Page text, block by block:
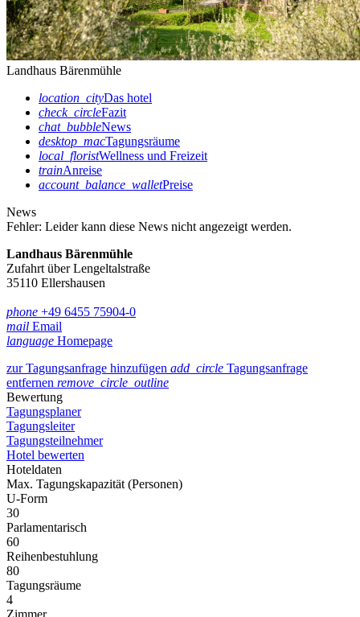
Landhaus Bärenmühle
location_cityDas hotel
check_circleFazit
chat_bubbleNews
desktop_macTagungsräume
local_floristWellness und Freizeit
trainAnreise
account_balance_walletPreise
News
Fehler: Leider kann diese News nicht angezeigt werden.
Landhaus Bärenmühle
Zufahrt über Lengeltalstraße
35110 Ellershausen
phone +49 6455 75904-0
mail Email
language Homepage
zur Tagungsanfrage hinzufügen add_circle Tagungsanfrage
entfernen remove_circle_outline
Bewertung
Tagungsplaner
Tagungsleiter
Tagungsteilnehmer
Hotel bewerten
Hoteldaten
Max. Tagungskapazität (Personen)
U-Form
30
Parlamentarisch
60
Reihenbestuhlung
80
Tagungsräume
4
Zimmer